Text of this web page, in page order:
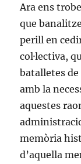
Ara ens
que
perill en
col·lectiva,
batalletes
amb la
aquestes
memòria
d’aquella